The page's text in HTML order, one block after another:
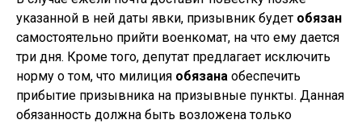
указанной в ней даты явки, призывник будет обязан
самостоятельно прийти военкомат, на что ему дается
три дня. Кроме того, депутат предлагает исключить
норму о том, что милиция обязана обеспечить
прибытие призывника на призывные пункты. Данная
обязанность должна быть возложена только